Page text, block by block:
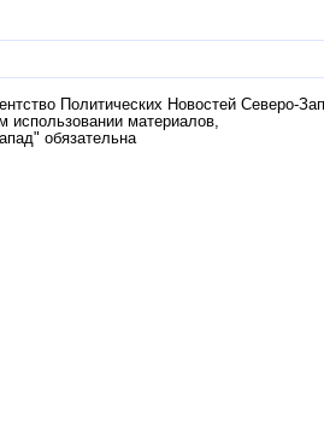
Политических Новостей Северо-
использовании материалов,
обязательна